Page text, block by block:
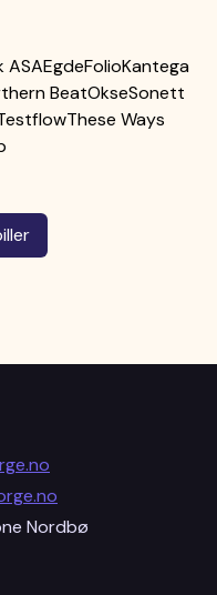
ASAEgdeFolioKantega
BeatOkseSonett
These Ways
Nordbø